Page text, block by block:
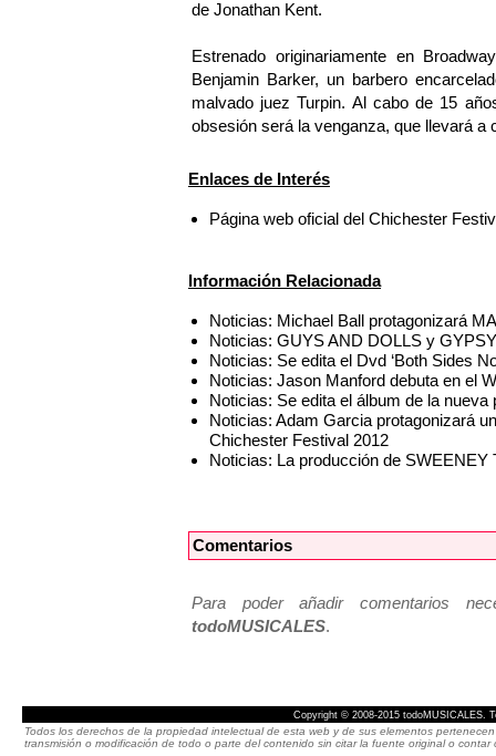
de Jonathan Kent.
Estrenado originariamente en
Benjamin Barker, un barbero
malvado juez Turpin. Al cabo de 15
obsesión será la venganza, que llevará
Enlaces de Interés
Página web oficial del Chichester
Información Relacionada
Noticias: Michael Ball protagonizará
Noticias: GUYS AND DOLLS y
Noticias: Se edita el Dvd ‘Both Sides
Noticias: Jason Manford debuta en el
Noticias: Se edita el álbum de la
Noticias: Adam Garcia protagonizará
Chichester Festival 2012
Noticias: La producción de
Comentarios
Para poder añadir comentarios
todoMUSICALES.
Copyright © 2008-2015 todoMUSICALES.
Todos los derechos de la propiedad intelectual de esta web y de sus elementos
transmisión o modificación de todo o parte del contenido sin citar la fuente original o